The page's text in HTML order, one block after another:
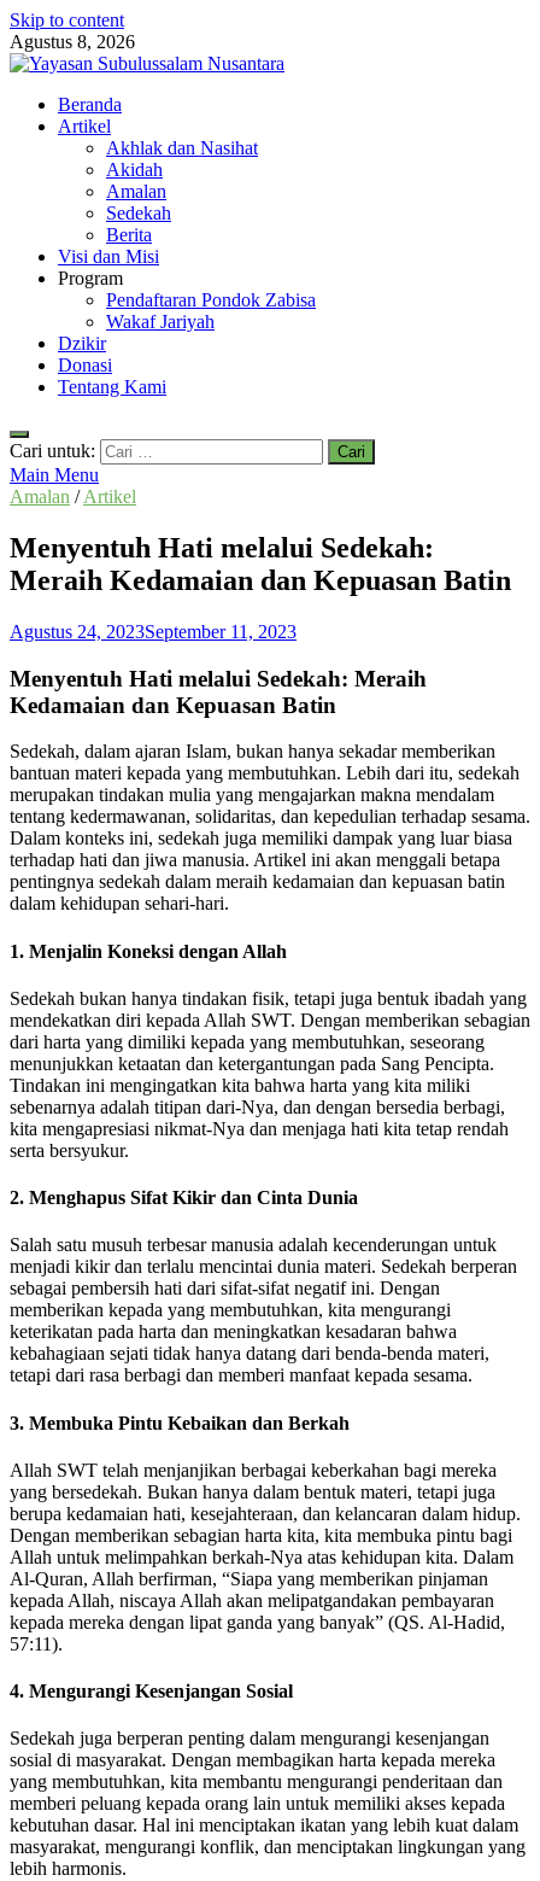
Skip to content
Agustus 8, 2026
Yayasan Subulussalam Nusantara
Yayasan Subulussalam Nusantara – Rumah Tahfidz Zabisa (Zaid bin
Tsabit) Temanggung – Tebar Manfaat untuk Ummat
Beranda
Artikel
Akhlak dan Nasihat
Akidah
Amalan
Sedekah
Berita
Visi dan Misi
Program
Pendaftaran Pondok Zabisa
Wakaf Jariyah
Dzikir
Donasi
Tentang Kami
Cari untuk:
Main Menu
Amalan /Artikel
Menyentuh Hati melalui Sedekah:
Meraih Kedamaian dan Kepuasan Batin
Agustus 24, 2023September 11, 2023
Menyentuh Hati melalui Sedekah: Meraih
Kedamaian dan Kepuasan Batin
Sedekah, dalam ajaran Islam, bukan hanya sekadar memberikan
bantuan materi kepada yang membutuhkan. Lebih dari itu, sedekah
merupakan tindakan mulia yang mengajarkan makna mendalam
tentang kedermawanan, solidaritas, dan kepedulian terhadap sesama.
Dalam konteks ini, sedekah juga memiliki dampak yang luar biasa
terhadap hati dan jiwa manusia. Artikel ini akan menggali betapa
pentingnya sedekah dalam meraih kedamaian dan kepuasan batin
dalam kehidupan sehari-hari.
1. Menjalin Koneksi dengan Allah
Sedekah bukan hanya tindakan fisik, tetapi juga bentuk ibadah yang
mendekatkan diri kepada Allah SWT. Dengan memberikan sebagian
dari harta yang dimiliki kepada yang membutuhkan, seseorang
menunjukkan ketaatan dan ketergantungan pada Sang Pencipta.
Tindakan ini mengingatkan kita bahwa harta yang kita miliki
sebenarnya adalah titipan dari-Nya, dan dengan bersedia berbagi,
kita mengapresiasi nikmat-Nya dan menjaga hati kita tetap rendah
serta bersyukur.
2. Menghapus Sifat Kikir dan Cinta Dunia
Salah satu musuh terbesar manusia adalah kecenderungan untuk
menjadi kikir dan terlalu mencintai dunia materi. Sedekah berperan
sebagai pembersih hati dari sifat-sifat negatif ini. Dengan
memberikan kepada yang membutuhkan, kita mengurangi
keterikatan pada harta dan meningkatkan kesadaran bahwa
kebahagiaan sejati tidak hanya datang dari benda-benda materi,
tetapi dari rasa berbagi dan memberi manfaat kepada sesama.
3. Membuka Pintu Kebaikan dan Berkah
Allah SWT telah menjanjikan berbagai keberkahan bagi mereka
yang bersedekah. Bukan hanya dalam bentuk materi, tetapi juga
berupa kedamaian hati, kesejahteraan, dan kelancaran dalam hidup.
Dengan memberikan sebagian harta kita, kita membuka pintu bagi
Allah untuk melimpahkan berkah-Nya atas kehidupan kita. Dalam
Al-Quran, Allah berfirman, “Siapa yang memberikan pinjaman
kepada Allah, niscaya Allah akan melipatgandakan pembayaran
kepada mereka dengan lipat ganda yang banyak” (QS. Al-Hadid,
57:11).
4. Mengurangi Kesenjangan Sosial
Sedekah juga berperan penting dalam mengurangi kesenjangan
sosial di masyarakat. Dengan membagikan harta kepada mereka
yang membutuhkan, kita membantu mengurangi penderitaan dan
memberi peluang kepada orang lain untuk memiliki akses kepada
kebutuhan dasar. Hal ini menciptakan ikatan yang lebih kuat dalam
masyarakat, mengurangi konflik, dan menciptakan lingkungan yang
lebih harmonis.